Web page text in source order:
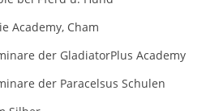
Cham
der GladiatorPlus Academy
der Paracelsus Schulen